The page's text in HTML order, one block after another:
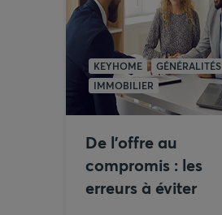
KEYHOME
GÉNÉRALITÉS
IMMOBILIER
De l’offre au
compromis : les
erreurs à éviter